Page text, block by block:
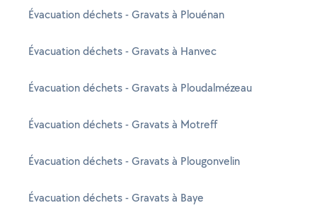
Évacuation déchets - Gravats à Plouénan
Évacuation déchets - Gravats à Hanvec
Évacuation déchets - Gravats à Ploudalmézeau
Évacuation déchets - Gravats à Motreff
Évacuation déchets - Gravats à Plougonvelin
Évacuation déchets - Gravats à Baye